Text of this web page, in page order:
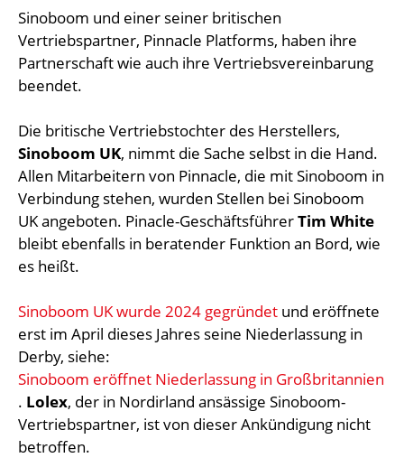
Sinoboom und einer seiner britischen
Vertriebspartner, Pinnacle Platforms, haben ihre
Partnerschaft wie auch ihre Vertriebsvereinbarung
beendet.
Die britische Vertriebstochter des Herstellers,
Sinoboom UK, nimmt die Sache selbst in die Hand.
Allen Mitarbeitern von Pinnacle, die mit Sinoboom in
Verbindung stehen, wurden Stellen bei Sinoboom
UK angeboten. Pinacle-GeschäftsführerTim White
bleibt ebenfalls in beratender Funktion an Bord, wie
es heißt.
Sinoboom UK wurde 2024 gegründet und eröffnete
erst im April dieses Jahres seine Niederlassung in
Derby, siehe:
Sinoboom eröffnet Niederlassung in Großbritannien
. Lolex, der in Nordirland ansässige Sinoboom-
Vertriebspartner, ist von dieser Ankündigung nicht
betroffen.